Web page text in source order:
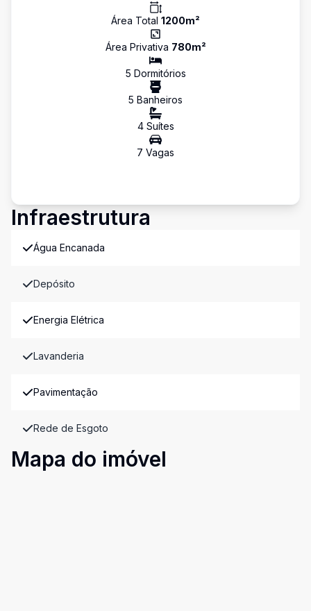
Área Total 1200m²
Área Privativa 780m²
5 Dormitórios
5 Banheiros
4Suítes
7 Vagas
Infraestrutura
Água Encanada
Depósito
Energia Elétrica
Lavanderia
Pavimentação
Rede de Esgoto
Mapa do imóvel